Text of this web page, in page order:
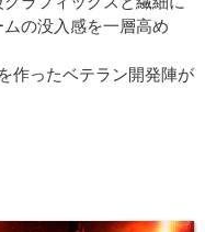
の没入感を一層高め
作ったベテラン開発陣が